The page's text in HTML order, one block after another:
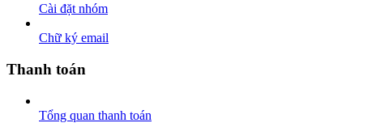
Cài đặt nhóm
Chữ ký email
Thanh toán
Tổng quan thanh toán